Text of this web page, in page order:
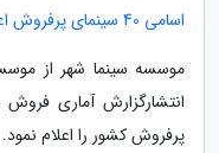
اسامی 40 سینمای پرفروش اعلام شد ، سینما کوروش اول شد
موسسه سینما شهر از
پرفروش کشور را اعلام نمود.